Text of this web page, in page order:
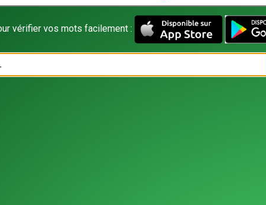
vérifier vos mots facilement :